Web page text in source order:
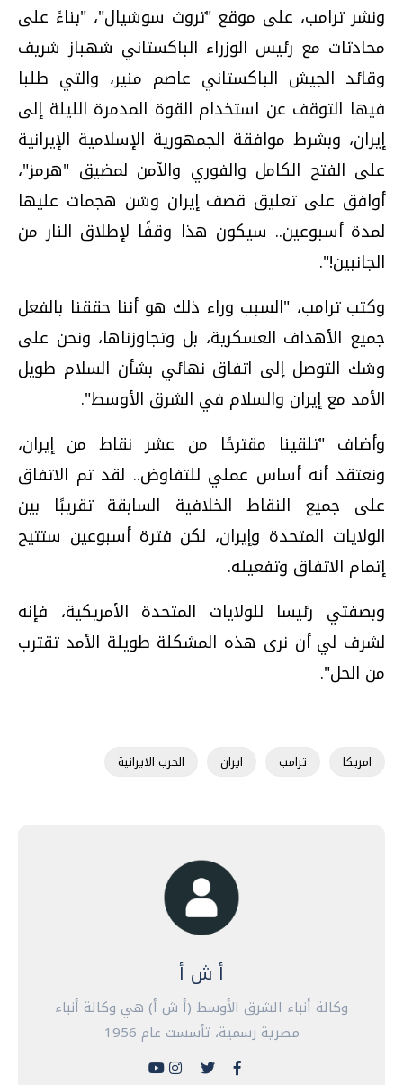
ونشر ترامب، على موقع "تروث سوشيال"، "بناءً على
محادثات مع رئيس الوزراء الباكستاني شهباز شريف
وقائد الجيش الباكستاني عاصم منير، والتي طلبا
فيها التوقف عن استخدام القوة المدمرة الليلة إلى
إيران، وبشرط موافقة الجمهورية الإسلامية الإيرانية
على الفتح الكامل والفوري والآمن لمضيق "هرمز"،
أوافق على تعليق قصف إيران وشن هجمات عليها
لمدة أسبوعين.. سيكون هذا وقفًا لإطلاق النار من
الجانبين!".
وكتب ترامب، "السبب وراء ذلك هو أننا حققنا بالفعل
جميع الأهداف العسكرية، بل وتجاوزناها، ونحن على
وشك التوصل إلى اتفاق نهائي بشأن السلام طويل
الأمد مع إيران والسلام في الشرق الأوسط".
وأضاف "تلقينا مقترحًا من عشر نقاط من إيران،
ونعتقد أنه أساس عملي للتفاوض.. لقد تم الاتفاق
على جميع النقاط الخلافية السابقة تقريبًا بين
الولايات المتحدة وإيران، لكن فترة أسبوعين ستتيح
إتمام الاتفاق وتفعيله.
وبصفتي رئيسا للولايات المتحدة الأمريكية، فإنه
لشرف لي أن نرى هذه المشكلة طويلة الأمد تقترب
من الحل".
امريكا ترامب ايران الحرب الايرانية
أ ش أ
وكالة أنباء الشرق الأوسط (أ ش أ) هي وكالة أنباء
مصرية رسمية، تأسست عام 1956